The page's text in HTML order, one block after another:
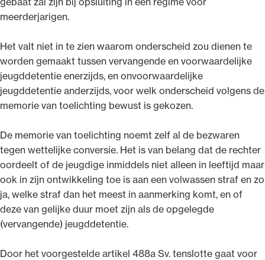
meerderjarigen.
Het valt niet in te zien waarom onderscheid zou dienen te
worden gemaakt tussen vervangende en voorwaardelijke
jeugddetentie enerzijds, en onvoorwaardelijke
jeugddetentie anderzijds, voor welk onderscheid volgens de
memorie van toelichting bewust is gekozen.
De memorie van toelichting noemt zelf al de bezwaren
tegen wettelijke conversie. Het is van belang dat de rechter
oordeelt of de jeugdige inmiddels niet alleen in leeftijd maar
ook in zijn ontwikkeling toe is aan een volwassen straf en zo
ja, welke straf dan het meest in aanmerking komt, en of
deze van gelijke duur moet zijn als de opgelegde
(vervangende) jeugddetentie.
Door het voorgestelde artikel 488a Sv. tenslotte gaat voor